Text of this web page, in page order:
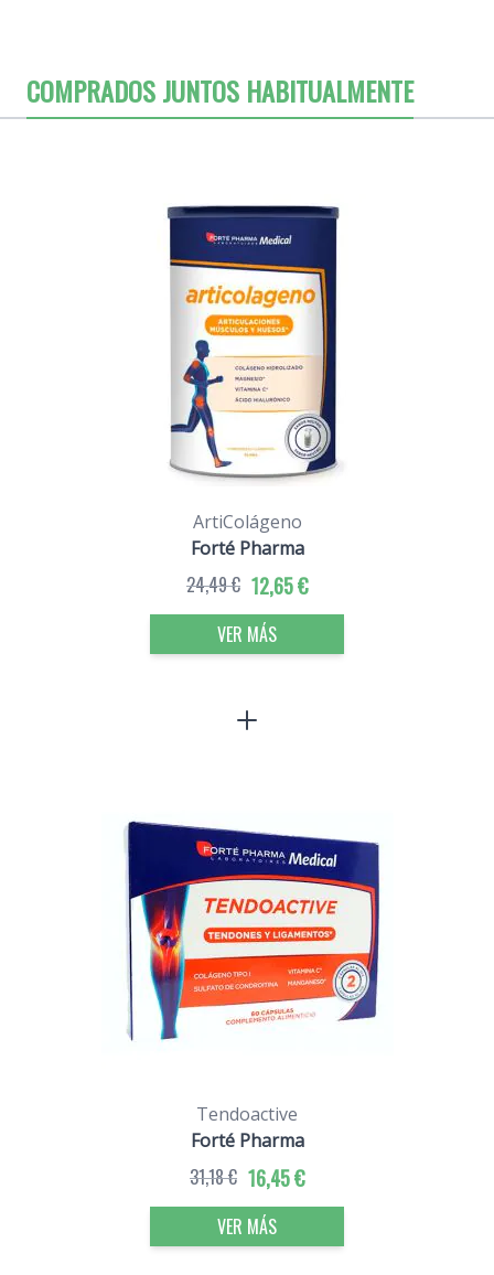
COMPRADOS JUNTOS HABITUALMENTE
ArtiColágeno
Forté Pharma
12,65 €
24,49 €
VER MÁS
Tendoactive
Forté Pharma
16,45 €
31,18 €
VER MÁS